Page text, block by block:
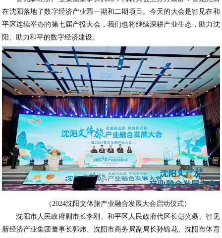
在沈阳落地了数字经济产业园一期和二期项目。今天的大会是智见在和
平区连续举办的第七届产投大会，我们也将继续深耕产业生态，助力沈
阳、助力和平的数字经济建设。
（2024沈阳文体旅产业融合发展大会启动仪式）
沈阳市人民政府副市长李刚、和平区人民政府代区长彭光磊、智见
新经济产业集团董事长郭炜、沈阳市商务局副局长孙锦花、沈阳市体育